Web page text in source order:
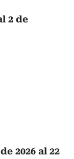
2 de
2026 al 22